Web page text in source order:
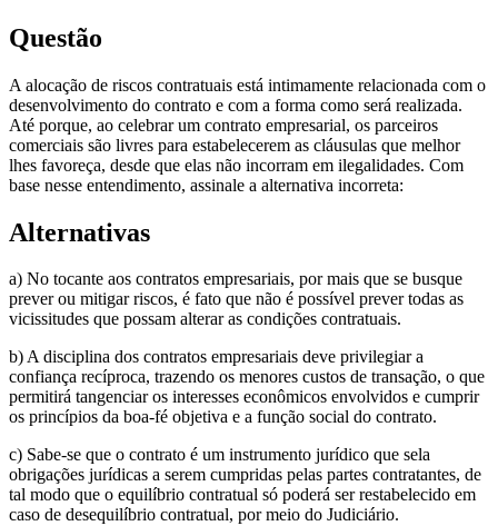
Questão
A alocação de riscos contratuais está intimamente relacionada com o
desenvolvimento do contrato e com a forma como será realizada.
Até porque, ao celebrar um contrato empresarial, os parceiros
comerciais são livres para estabelecerem as cláusulas que melhor
lhes favoreça, desde que elas não incorram em ilegalidades. Com
base nesse entendimento, assinale a alternativa incorreta:
Alternativas
a) No tocante aos contratos empresariais, por mais que se busque
prever ou mitigar riscos, é fato que não é possível prever todas as
vicissitudes que possam alterar as condições contratuais.
b) A disciplina dos contratos empresariais deve privilegiar a
confiança recíproca, trazendo os menores custos de transação, o que
permitirá tangenciar os interesses econômicos envolvidos e cumprir
os princípios da boa-fé objetiva e a função social do contrato.
c) Sabe-se que o contrato é um instrumento jurídico que sela
obrigações jurídicas a serem cumpridas pelas partes contratantes, de
tal modo que o equilíbrio contratual só poderá ser restabelecido em
caso de desequilíbrio contratual, por meio do Judiciário.